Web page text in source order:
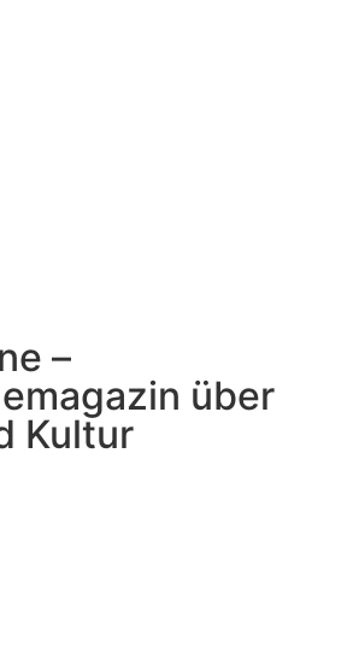
–
über
Kultur